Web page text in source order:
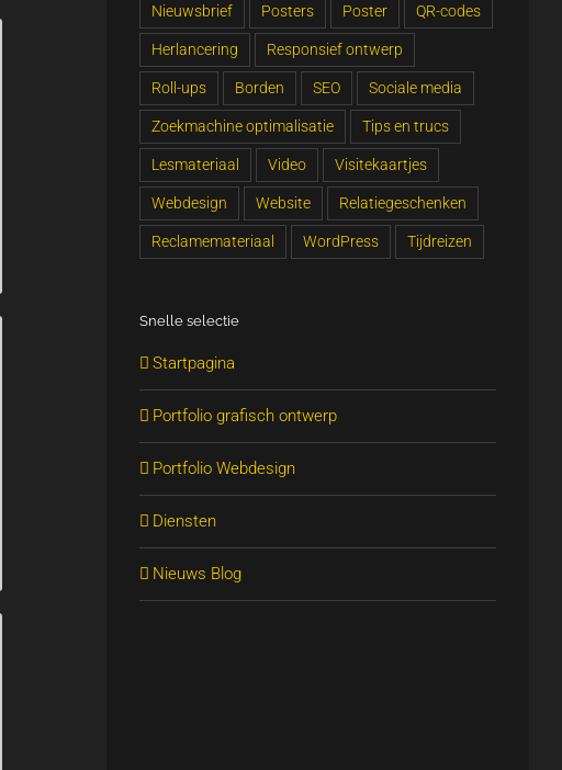
Nieuwsbrief Posters Poster QR-codes
Herlancering Responsief ontwerp
Roll-ups Borden SEO Sociale media
Zoekmachine optimalisatie Tips en trucs
Lesmateriaal Video Visitekaartjes
Webdesign Website Relatiegeschenken
Reclamemateriaal WordPress Tijdreizen
Snelle selectie
Startpagina
Portfolio grafisch ontwerp
Portfolio Webdesign
Diensten
Nieuws Blog